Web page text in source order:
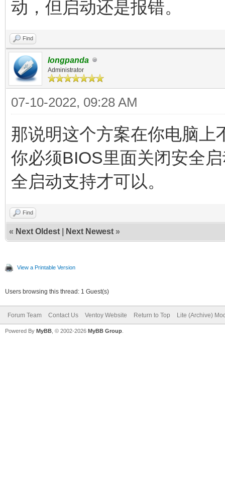
动，但启动还是报错。
Find
longpanda
Administrator
07-10-2022, 09:28 AM
那说明这个方案在你电脑上
你必须BIOS里面关闭安全
全启动支持才可以。
Find
« Next Oldest Next Newest »
View a Printable Version
Users browsing this thread: 1 Guest(s)
Forum Team Contact Us Ventoy Website Return to Top Lite (Archive)
Powered By MyBB , © 2002-2026 MyBB Group